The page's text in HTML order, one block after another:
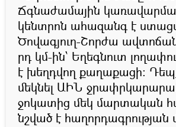
Ճգնաժամային
կենտրոն ահազանգ է
Ծովագյուղ-Շորժա
րդ կմ-ին՝ Եղեգնուտ
է խեղդվող քաղաքացի։
մեկնել ԱԻՆ
ջոկատից մեկ մարտական
նշված է հաղորդագրության